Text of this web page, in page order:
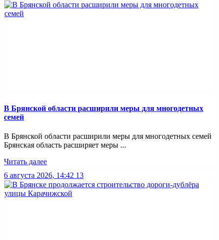
В Брянской области расширили меры для многодетных
семей
В Брянской области расширили меры для многодетных семей
Брянская область расширяет меры ...
Читать далее
6 августа 2026, 14:42 13